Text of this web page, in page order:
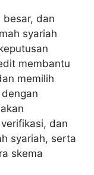
besar, dan
syariah
membantu
memilih
dan
syariah, serta
skema